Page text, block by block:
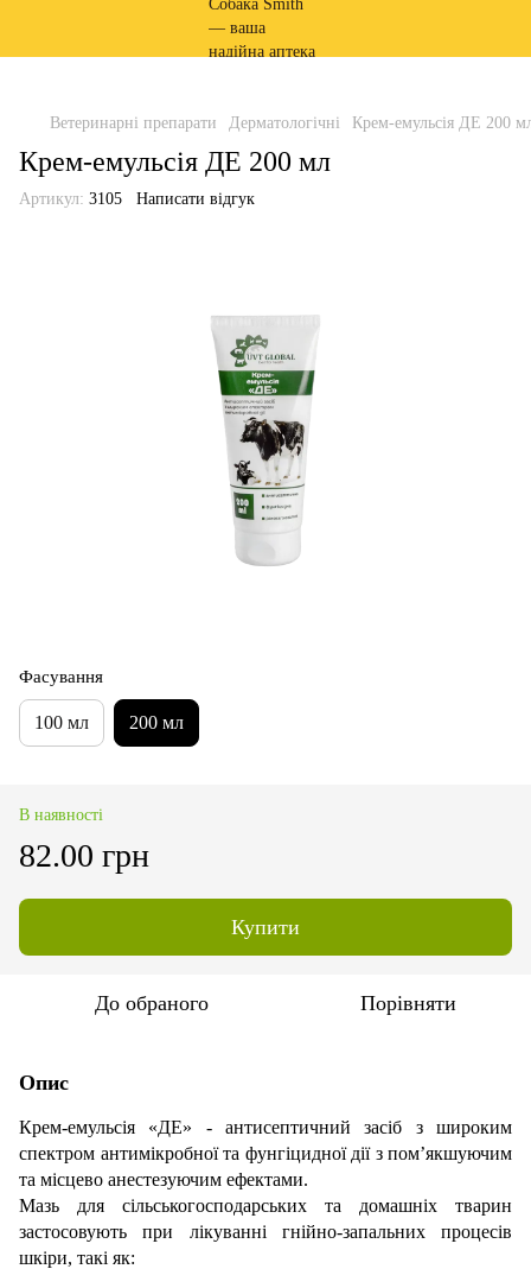
Ветеринарні препарати Дерматологічні Крем-емульсія ДЕ 200
Крем-емульсія ДЕ 200 мл
Артикул: 3105 Написати відгук
Фасування
100 мл 200 мл
В наявності
82.00 грн
Купити
До обраного Порівняти
Опис
Крем-емульсія «ДЕ» - антисептичний засіб з широким
спектром антимікробної та фунгіцидної дії з пом’якшуючим
та місцево анестезуючим ефектами.
Мазь для сільськогосподарських та домашніх тварин
застосовують при лікуванні гнійно-запальних процесів
шкіри, такі як: